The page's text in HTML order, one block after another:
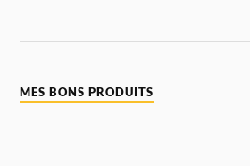
MES BONS PRODUITS